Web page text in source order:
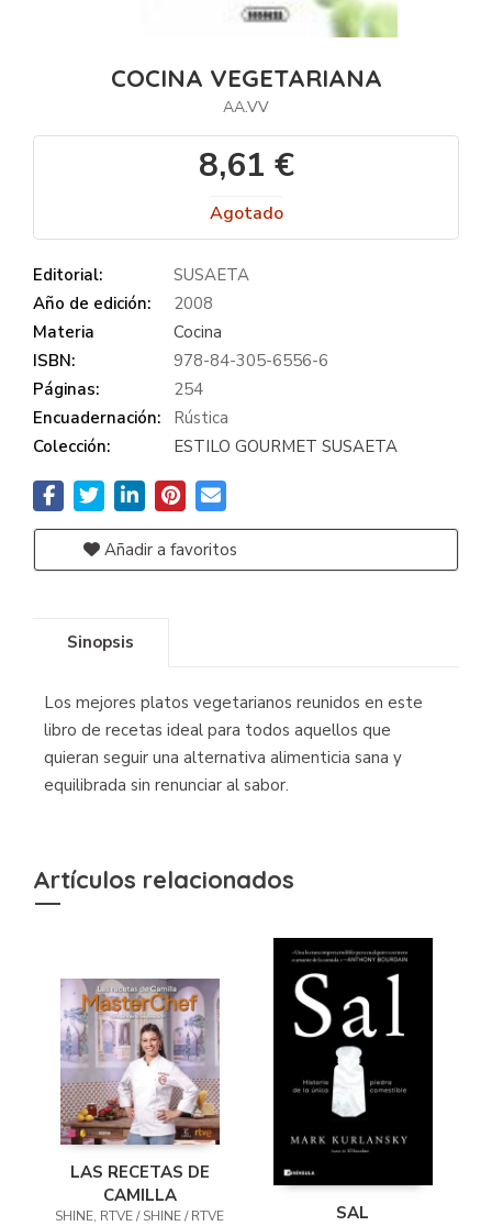
COCINA VEGETARIANA
AA.VV
8,61 €
Agotado
Editorial:
SUSAETA
Año de edición:
2008
Materia
Cocina
ISBN:
978-84-305-6556-6
Páginas:
254
Encuadernación:
Rústica
Colección:
ESTILO GOURMET SUSAETA
Añadir a favoritos
Sinopsis
Los mejores platos vegetarianos reunidos en este
libro de recetas ideal para todos aquellos que
quieran seguir una alternativa alimenticia sana y
equilibrada sin renunciar al sabor.
Artículos relacionados
LAS RECETAS DE
CAMILLA
SHINE, RTVE / SHINE / RTVE
SAL